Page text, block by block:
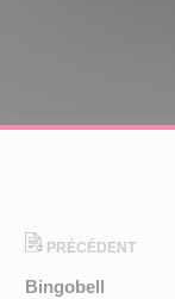
PRÉCÉDENT
Bingobell